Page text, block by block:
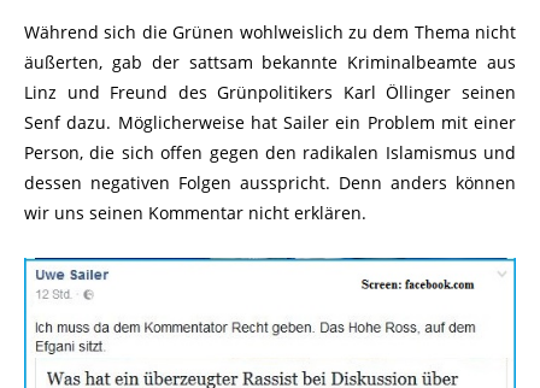
Während sich die Grünen wohlweislich zu dem Thema nicht
äußerten, gab der sattsam bekannte Kriminalbeamte aus
Linz und Freund des Grünpolitikers Karl Öllinger seinen
Senf dazu. Möglicherweise hat Sailer ein Problem mit einer
Person, die sich offen gegen den radikalen Islamismus und
dessen negativen Folgen ausspricht. Denn anders können
wir uns seinen Kommentar nicht erklären.